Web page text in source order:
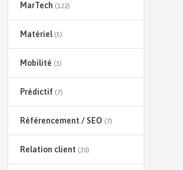
MarTech (122)
Matériel(5)
Mobilité (3)
Prédictif (7)
Référencement / SEO (7)
Relation client(30)